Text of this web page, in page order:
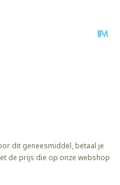
dit geneesmiddel, betaal je
de prijs die op onze webshop